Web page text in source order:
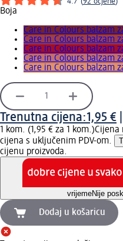
Boja
Care in Colours balzam
Care in Colours balzam
Care in Colours balzam
Care in Colours balzam
Care in Colours balzam
Trenutna cijena:1,95 €
1 kom. (1,95 € za 1 kom.)Cijena
cijena s uključenim PDV-om.
cijenu proizvoda.
vrijemeNije
Dodaj u košaricu